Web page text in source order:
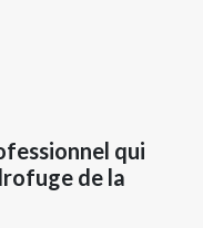
qui
de la